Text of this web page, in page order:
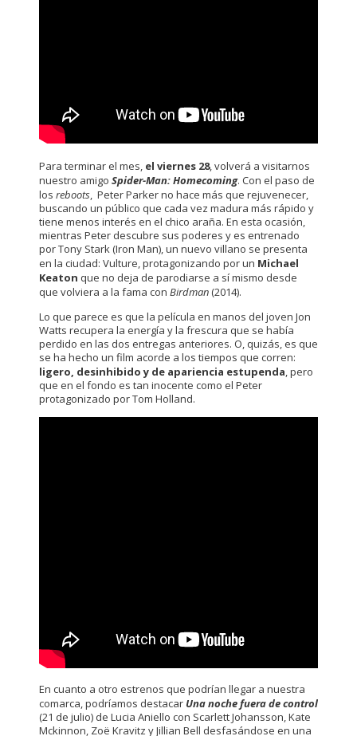
Para terminar el mes, el viernes 28, volverá a visitarnos
nuestro amigo Spider-Man: Homecoming. Con el paso de
los reboots , Peter Parker no hace más que rejuvenecer,
buscando un público que cada vez madura más rápido y
tiene menos interés en el chico araña. En esta ocasión,
mientras Peter descubre sus poderes y es entrenado
por Tony Stark (Iron Man), un nuevo villano se presenta
en la ciudad: Vulture, protagonizando por un Michael
Keaton que no deja de parodiarse a sí mismo desde
que volviera a la fama con Birdman (2014).
Lo que parece es que la película en manos del joven Jon
Watts recupera la energía y la frescura que se había
perdido en las dos entregas anteriores. O, quizás, es que
se ha hecho un film acorde a los tiempos que corren:
ligero, desinhibido y de apariencia estupenda, pero
que en el fondo es tan inocente como el Peter
protagonizado por Tom Holland.
En cuanto a otro estrenos que podrían llegar a nuestra
comarca, podríamos destacar Una noche fuera de control
(21 de julio) de Lucia Aniello con Scarlett Johansson, Kate
Mckinnon, Zoë Kravitz y Jillian Bell desfasándose en una